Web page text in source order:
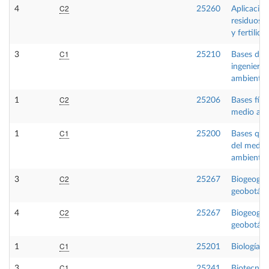
4 C2 25260
residuos
y
3 C1 25210
Bases de
ingeniería
ambiental
1 C2 25206
Bases
medio
1 C1 25200
Bases
del medio
ambiente
3 C2 25267
4 C2 25267
1 C1 25201 Biología